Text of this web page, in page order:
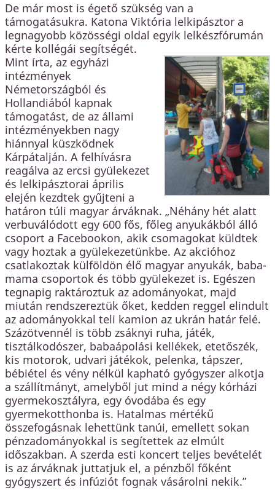
De már most is égető szükség van a
támogatásukra. Katona Viktória lelkipásztor a
legnagyobb közösségi oldal egyik lelkészfórumán
kérte kollégái segítségét.
Mint írta, az egyházi
intézmények
Németországból és
Hollandiából kapnak
támogatást, de az állami
intézményekben nagy
hiánnyal küszködnek
Kárpátalján. A felhívásra
reagálva az ercsi gyülekezet
és lelkipásztorai április
elején kezdtek gyűjteni a
határon túli magyar árváknak. „Néhány hét alatt
verbuválódott egy 600 fős, főleg anyukákból álló
csoport a Facebookon, akik csomagokat küldtek
vagy hoztak a gyülekezetünkbe. Az akcióhoz
csatlakoztak külföldön élő magyar anyukák, baba-
mama csoportok és több gyülekezet is. Egészen
tegnapig raktároztuk az adományokat, majd
miután rendszereztük őket, kedden reggel elindult
az adományokkal teli kamion az ukrán határ felé.
Százötvennél is több zsáknyi ruha, játék,
tisztálkodószer, babaápolási kellékek, etetőszék,
kis motorok, udvari játékok, pelenka, tápszer,
bébiétel és vény nélkül kapható gyógyszer alkotja
a szállítmányt, amelyből jut mind a négy kórházi
gyermekosztályra, egy óvodába és egy
gyermekotthonba is. Hatalmas mértékű
összefogásnak lehettünk tanúi, emellett sokan
pénzadományokkal is segítettek az elmúlt
időszakban. A szerda esti koncert teljes bevételét
is az árváknak juttatjuk el, a pénzből főként
gyógyszert és infúziót fognak vásárolni nekik.”